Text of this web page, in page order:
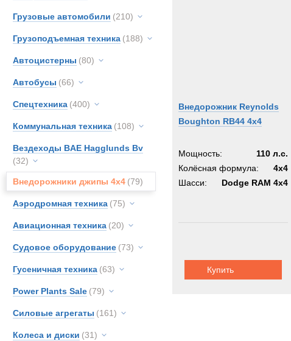
Грузовые автомобили (210)
Грузоподъемная техника (188)
Автоцистерны (80)
Автобусы (66)
Спецтехника (400)
Коммунальная техника (108)
Вездеходы BAE Hagglunds Bv
(32)
Внедорожники джипы 4х4 (79)
Аэродромная техника (75)
Авиационная техника (20)
Судовое оборудование (73)
Гусеничная техника (63)
Power Plants Sale (79)
Силовые агрегаты (161)
Колеса и диски (31)
Внедорожник Reynolds
Boughton RB44 4x4
Мощность:
110 л.с.
Колёсная формула:
4x4
Шасси:
Dodge RAM 4x4
Купить